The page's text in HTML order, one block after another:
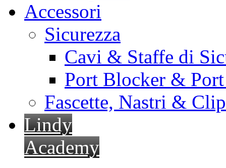
Accessori
Sicurezza
Cavi & Staffe di
Port Blocker &
Fascette, Nastri &
Lindy
Academy